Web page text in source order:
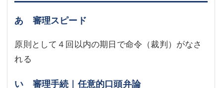
あ 審理スピード
原則として４回以内の期日で命令（裁判）がなさ
れる
い 審理手続｜任意的口頭弁論